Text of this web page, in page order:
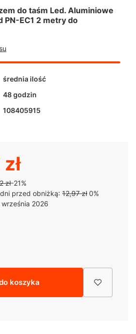
do taśm Led. Aluminiowe
EC1 2 metry do
średnia ilość
48 godzin
108405915
zł-21%
przed obniżką: 12,97 zł 0%
2026
koszyka